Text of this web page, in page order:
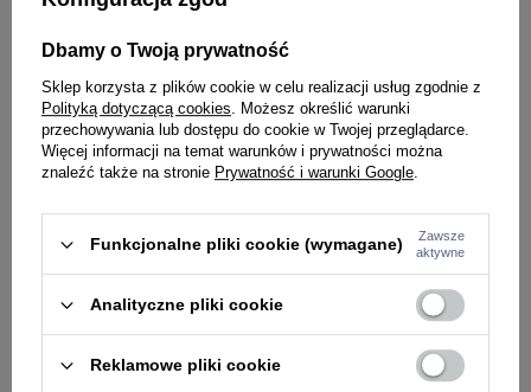
89,00 zł
W PROMOCJI
NOWOŚĆ
PITBULL
Koszulka męska T-Shirt Pitbull
Tape Nugget taupe
W PROMOCJI
NOWOŚĆ
PITBULL
Koszulka męska T-Shirt Pitbull
Tape Nugget biała
Dbamy o Twoją prywatność
Sklep korzysta z plików cookie w celu realizacji usług zgodnie z
Polityką dotyczącą cookies. Możesz określić warunki
przechowywania lub dostępu do cookie w Twojej przeglądarce.
Więcej informacji na temat warunków i prywatności można
znaleźć także na stronie Prywatność i warunki Google.
Funkcjonalne pliki cookie (wymagane)
Zawsze
aktywne
Analityczne pliki cookie
Reklamowe pliki cookie